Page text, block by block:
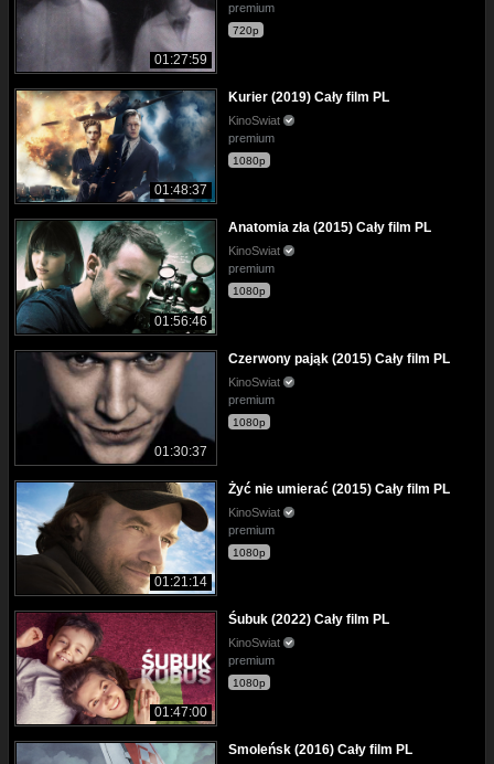
01:27:59
premium
720p
01:48:37
Kurier (2019) Cały film PL
KinoSwiat
premium
1080p
01:56:46
Anatomia zła (2015) Cały film PL
KinoSwiat
premium
1080p
01:30:37
Czerwony pająk (2015) Cały film PL
KinoSwiat
premium
1080p
01:21:14
Żyć nie umierać (2015) Cały film PL
KinoSwiat
premium
1080p
01:47:00
Śubuk (2022) Cały film PL
KinoSwiat
premium
1080p
Smoleńsk (2016) Cały film PL